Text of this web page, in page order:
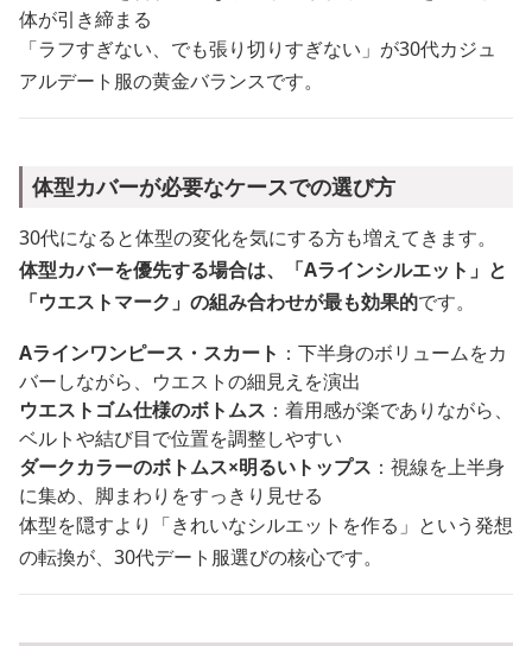
体が引き締まる
「ラフすぎない、でも張り切りすぎない」が30代カジュ
アルデート服の黄金バランスです。
体型カバーが必要なケースでの選び方
30代になると体型の変化を気にする方も増えてきます。
体型カバーを優先する場合は、「Aラインシルエット」と
「ウエストマーク」の組み合わせが最も効果的です。
Aラインワンピース・スカート ：下半身のボリュームをカ
バーしながら、ウエストの細見えを演出
ウエストゴム仕様のボトムス ：着用感が楽でありながら、
ベルトや結び目で位置を調整しやすい
ダークカラーのボトムス×明るいトップス ：視線を上半身
に集め、脚まわりをすっきり見せる
体型を隠すより「きれいなシルエットを作る」という発想
の転換が、30代デート服選びの核心です。